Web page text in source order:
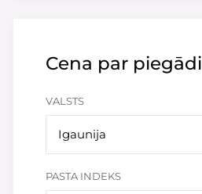
Cena par piegādi
VALSTS
Igaunija
PASTA INDEKS